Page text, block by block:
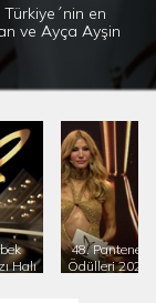
Türkiye´nin en
ve Ayça Ayşin
Halı
48. Pantene
Ödülleri 2022